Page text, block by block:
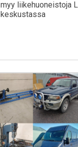
myy liikehuoneistoja
keskustassa